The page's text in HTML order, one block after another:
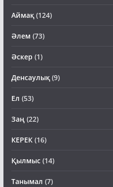
Аймақ(124)
Әлем (73)
Әскер (1)
Денсаулық(9)
Ел (53)
Заң(22)
КЕРЕК(16)
Қылмыс(14)
Танымал (7)